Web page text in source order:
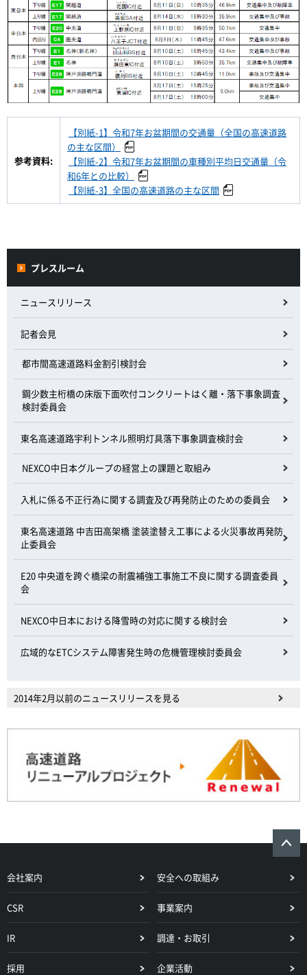
参考資料:
【別紙-1】令和7年お盆期間の交通量（全国の高速道路
の主な区間）
【別紙-2】令和7年お盆期間の車種別平均日交通量（令
和6年との比較）
【別紙-3】全国の高速道路の主な区間
プレスルーム
ニュースリリース
記者会見
都市間高速道路料金割引検討会
鋼少数主桁橋の床版下面吹付コンクリートはく離・落下事象調査
検討委員会
東名高速道路宇利トンネル照明灯具落下事象調査検討会
NEXCO中日本グループの経営上の課題と取組み
入札に係る不正行為に関する調査及び再発防止のための委員会
東名高速道路 中吉田高架橋 塗装塗替え工事による火災事故再発防
止委員会
E20 中央道を跨ぐ橋梁の耐震補強工事施工不良に関する調査委員
会
NEXCO中日本における降雪時の対応に関する検討会
広域的なETCシステム障害発生時の危機管理検討委員会
2014年2月以前のニュースリリースを見る
会社案内 安全への取組み
CSR 事業案内
IR 調達・お取引
採用 企業活動